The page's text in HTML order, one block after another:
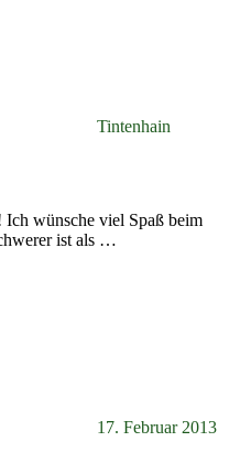
Tintenhain
Ich wünsche viel Spaß beim
ist als …
17. Februar 2013